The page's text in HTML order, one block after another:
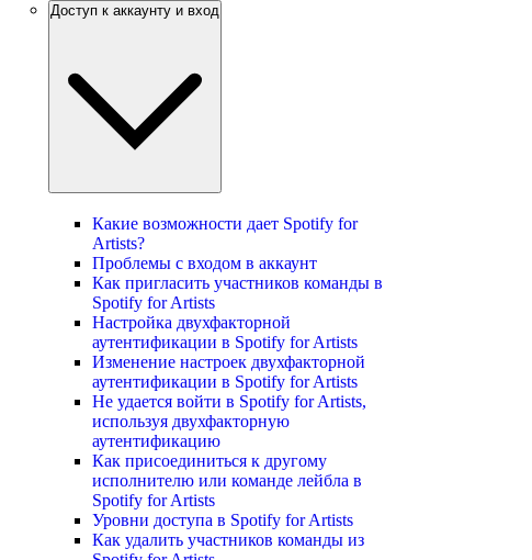
Доступ к аккаунту и вход
Какие возможности дает Spotify for
Artists?
Проблемы с входом в аккаунт
Как пригласить участников команды в
Spotify for Artists
Настройка двухфакторной
аутентификации в Spotify for Artists
Изменение настроек двухфакторной
аутентификации в Spotify for Artists
Не удается войти в Spotify for Artists,
используя двухфакторную
аутентификацию
Как присоединиться к другому
исполнителю или команде лейбла в
Spotify for Artists
Уровни доступа в Spotify for Artists
Как удалить участников команды из